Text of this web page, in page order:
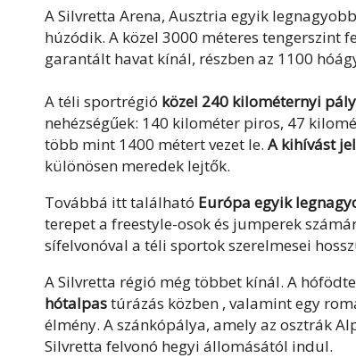
A Silvretta Arena, Ausztria egyik
húzódik. A közel 3000 méteres
garantált havat kínál, részben az 1100
A téli sportrégió közel 240 kilométernyi
nehézségűek: 140 kilométer piros, 47
több mint 1400 métert vezet le. A kihívást
különösen meredek lejtők.
Továbbá itt található Európa egyik
terepet a freestyle-osok és jumperek
sífelvonóval a téli sportok szerelmesei
A Silvretta régió még többet kínál. A
hótalpastúrázás közben , valamint egy
élmény. A szánkópálya, amely az osztrák
Silvretta felvonó hegyi állomásától indul.